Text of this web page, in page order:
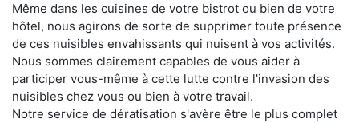
Même dans les cuisines de votre bistrot ou bien de votre
hôtel, nous agirons de sorte de supprimer toute présence
de ces nuisibles envahissants qui nuisent à vos activités.
Nous sommes clairement capables de vous aider à
participer vous-même à cette lutte contre l'invasion des
nuisibles chez vous ou bien à votre travail.
Notre service de dératisation s'avère être le plus complet